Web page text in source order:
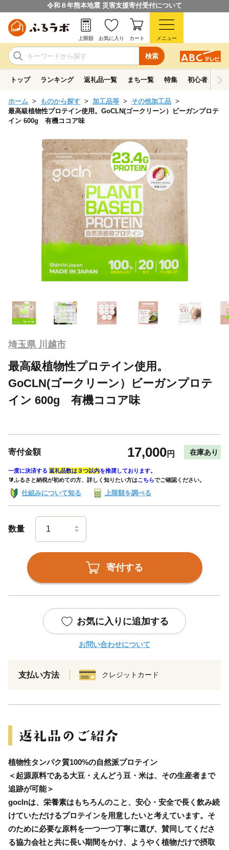
令和８年熊本地震 災害支援寄付受付について
検索
上限額 お気に入り カート メニュー
トップ ランキング 返礼品一覧 まち一覧 特集 初心者ガイド
ホーム ものから探す 加工品等
その他加工品
最高級植物性プロテイン使用。GoCLN(ゴークリーン）ビーガンプロテ
イン 600g 有機ココア味
埼玉県 川越市
最高級植物性プロテイン使用。
GoCLN(ゴークリーン）ビーガンプロテ
イン 600g 有機ココア味
寄付金額 17,000円 在庫あり
一度に決済する 返礼品数は３つ以内を推奨しております。
🔰ふるさと納税が初めての方、詳しく知りたい方はこちらでご確認ください。
仕組みについて知る 上限額を調べる
数量
寄付する
お気に入りに追加する
お問い合わせについて
支払い方法 クレジットカード
植物性タンパク質100%の自然派プロテイン
＜起源原料である大豆・えんどう豆・米は、その生産者まで
追跡が可能＞
goclnは、栄養素はもちろんのこと、安心・安全で長く飲み続
けていただけるプロテインを用意したいと考えています。そ
のために必要な原料を一つ一つ丁寧に選び、賛同してくださ
る協力会社と共に長い期間をかけ、ようやく植物だけで摂取